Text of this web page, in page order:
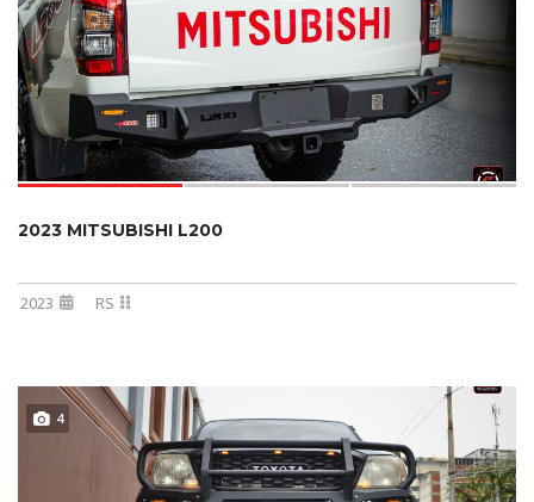
2023 MITSUBISHI L200
2023 RS
4